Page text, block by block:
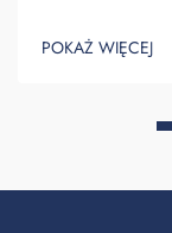
Saipulang
wytrzymałego
POKAŻ WIĘCEJ